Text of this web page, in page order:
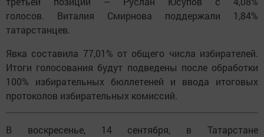
голосов. Виталия Смирнова поддержали 1,84%
татарстанцев.
Явка составила 77,01% от общего числа избирателей.
Итоги голосования будут подведены после обработки
100% избирательных бюллетеней и ввода итоговых
протоколов избирательных комиссий.
В воскресенье, 14 сентября, в Татарстане